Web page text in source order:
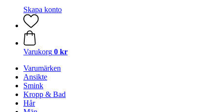
Skapa konto
Varukorg 0 kr
Varumärken
Ansikte
Smink
Kropp & Bad
Hår